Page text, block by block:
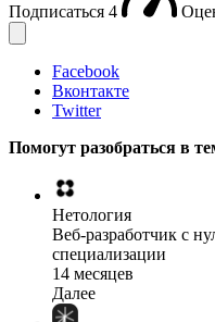
Подписаться 4
Facebook
Вконтакте
Twitter
Помогут разобраться в
Нетология
Веб-разработчик с
специализации
14 месяцев
Далее